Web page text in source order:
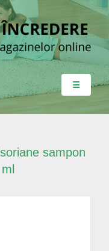
☰
sampon